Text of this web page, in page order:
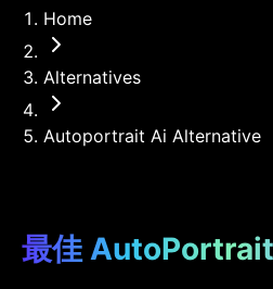
Home
Alternatives
Autoportrait Ai Alternative
最佳